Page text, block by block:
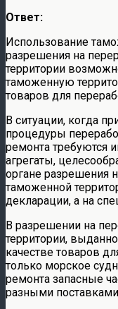
Ответ:
Использование
разрешения на
территории
таможенную
товаров для
В ситуации, когда
процедуры
ремонта требуются
агрегаты,
органе разрешения
таможенной
декларации, а на
В разрешении на
территории,
качестве товаров
только морское
ремонта запасные
разными